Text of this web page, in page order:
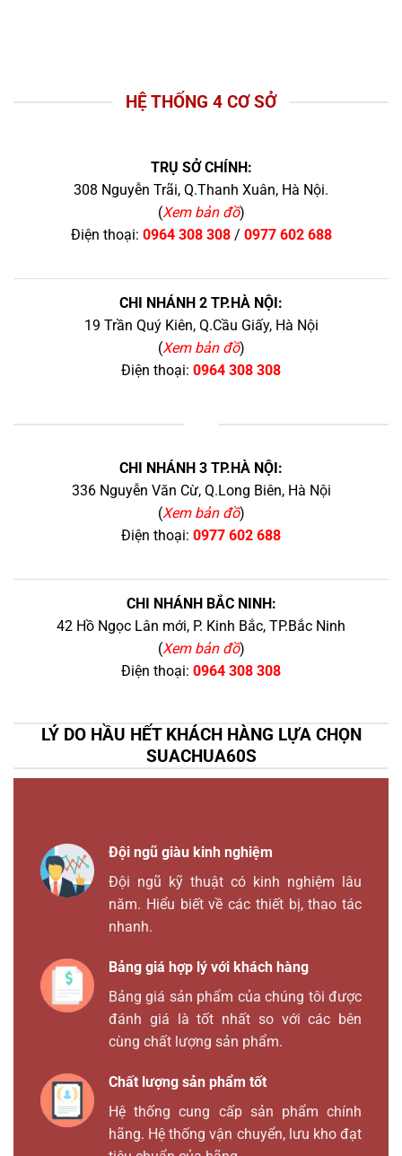
HỆ THỐNG 4 CƠ SỞ
TRỤ SỞ CHÍNH:
308 Nguyễn Trãi, Q.Thanh Xuân, Hà Nội.
(Xem bản đồ)
Điện thoại: 0964 308 308/ 0977 602 688
CHI NHÁNH 2 TP.HÀ NỘI:
19 Trần Quý Kiên, Q.Cầu Giấy, Hà Nội
(Xem bản đồ)
Điện thoại: 0964 308 308
CHI NHÁNH 3 TP.HÀ NỘI:
336 Nguyễn Văn Cừ, Q.Long Biên, Hà Nội
(Xem bản đồ)
Điện thoại: 0977 602 688
CHI NHÁNH BẮC NINH:
42 Hồ Ngọc Lân mới, P. Kinh Bắc, TP.Bắc Ninh
(Xem bản đồ)
Điện thoại: 0964 308 308
LÝ DO HẦU HẾT KHÁCH HÀNG LỰA CHỌN
SUACHUA60S
Đội ngũ giàu kinh nghiệm
Đội ngũ kỹ thuật có kinh nghiệm lâu
năm. Hiểu biết về các thiết bị, thao tác
nhanh.
Bảng giá hợp lý với khách hàng
Bảng giá sản phẩm của chúng tôi được
đánh giá là tốt nhất so với các bên
cùng chất lượng sản phẩm.
Chất lượng sản phẩm tốt
Hệ thống cung cấp sản phẩm chính
hãng. Hệ thống vận chuyển, lưu kho đạt